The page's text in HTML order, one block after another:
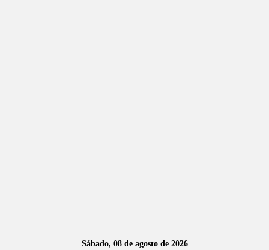
Sábado, 08 de agosto de 2026